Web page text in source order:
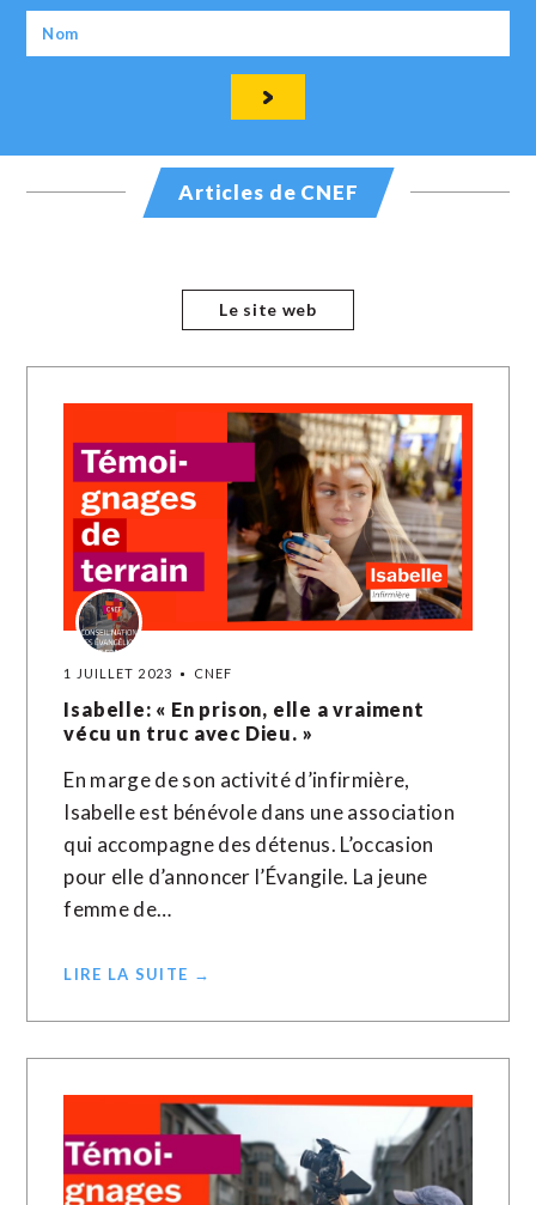
Articles de CNEF
Le site web
1 JUILLET 2023 CNEF
Isabelle: « En prison, elle a vraiment
vécu un truc avec Dieu. »
En marge de son activité d’infirmière,
Isabelle est bénévole dans une association
qui accompagne des détenus. L’occasion
pour elle d’annoncer l’Évangile. La jeune
femme de…
LIRE LA SUITE →